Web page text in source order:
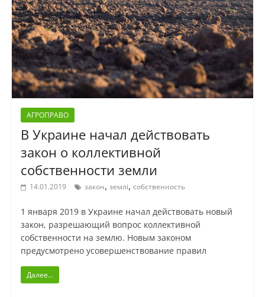
АГРОПРАВО
В Украине начал действовать
закон о коллективной
собственности земли
14.01.2019 закон, землі, собственность
1 января 2019 в Украине начал действовать новый
закон, разрешающий вопрос коллективной
собственности на землю. Новым законом
предусмотрено усовершенствование правил
Далее...